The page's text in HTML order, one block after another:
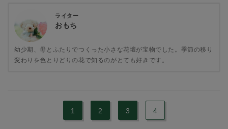
ライター
おもち
幼少期、母とふたりでつくった小さな花壇が宝物でした。季節の移り
変わりを色とりどりの花で知るのがとても好きです。
1 2 3 4